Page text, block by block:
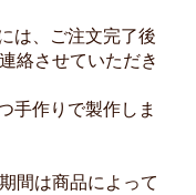
は、ご注文完了後
絡させていただき
手作りで製作しま
間は商品によって